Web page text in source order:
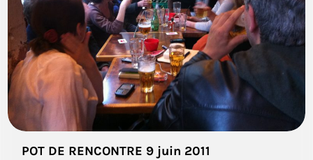
POT DE RENCONTRE 9 juin 2011